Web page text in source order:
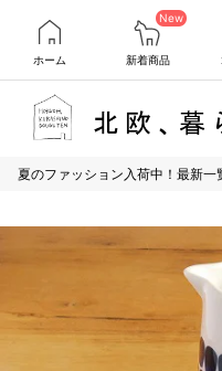
ホーム
New
新着商品
夏のファッション入荷中！最新一